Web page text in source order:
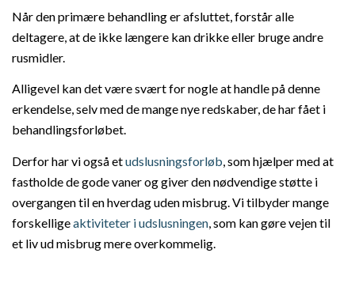
Når den primære behandling er afsluttet, forstår alle
deltagere, at de ikke længere kan drikke eller bruge andre
rusmidler.
Alligevel kan det være svært for nogle at handle på denne
erkendelse, selv med de mange nye redskaber, de har fået i
behandlingsforløbet.
Derfor har vi også etudslusningsforløb, som hjælper med at
fastholde de gode vaner og giver den nødvendige støtte i
overgangen til en hverdag uden misbrug. Vi tilbyder mange
forskelligeaktiviteter i udslusningen, som kan gøre vejen til
et liv ud misbrug mere overkommelig.